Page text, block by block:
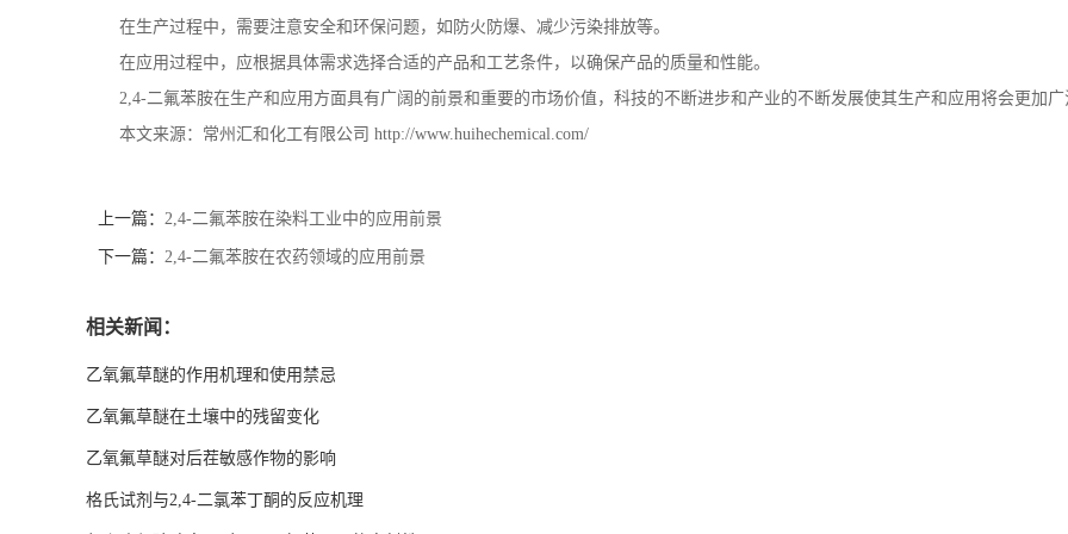
在生产过程中，需要注意安全和环保问题，如防火防爆、减少污染排放等。
在应用过程中，应根据具体需求选择合适的产品和工艺条件，以确保产品的质量和性能。
2,4-二氟苯胺在生产和应用方面具有广阔的前景和重要的市场价值，科技的不断进步和产业的不断发展使其生产和应用将会更加广
本文来源：常州汇和化工有限公司 http://www.huihechemical.com/
上一篇： 2,4-二氟苯胺在染料工业中的应用前景
下一篇： 2,4-二氟苯胺在农药领域的应用前景
相关新闻：
乙氧氟草醚的作用机理和使用禁忌
乙氧氟草醚在土壤中的残留变化
乙氧氟草醚对后茬敏感作物的影响
格氏试剂与2,4-二氯苯丁酮的反应机理